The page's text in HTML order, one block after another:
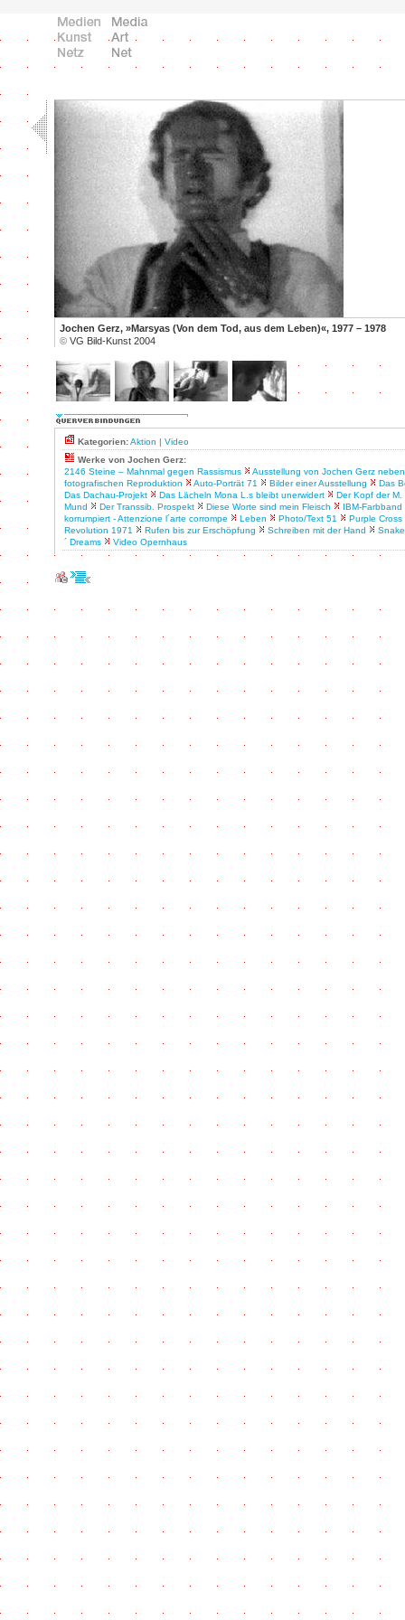
Jochen Gerz, »Marsyas (Von dem Tod, aus dem Leben)«, 1977 – 1978
© VG Bild-Kunst 2004
Kategorien:Aktion | Video
Werke von Jochen Gerz:
2146 Steine – Mahnmal gegen Rassismus
Ausstellung von Jochen Gerz
fotografischen Reproduktion
Auto-Porträt 71 Bilder einer Ausstellung
Das
Das Dachau-Projekt
Das Lächeln Mona L.s bleibt unerwidert
Der Kopf der M.
Mund
Der Transsib. Prospekt Diese Worte sind mein Fleisch
IBM-Farbband
korrumpiert - Attenzione l´arte corrompe
Leben Photo/Text 51
Purple
Revolution 1971
Rufen bis zur Erschöpfung Schreiben mit der Hand
´ Dreams
Video Opernhaus